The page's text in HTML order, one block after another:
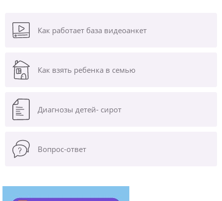
Как работает база видеоанкет
Как взять ребенка в семью
Диагнозы детей- сирот
Вопрос-ответ